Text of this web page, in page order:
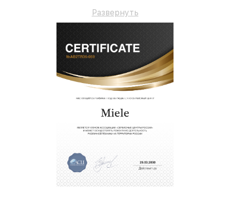
Развернуть